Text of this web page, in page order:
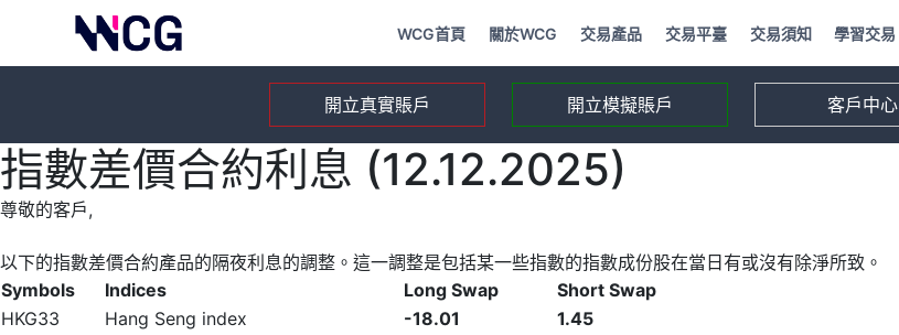
WCG首頁 關於WCG 交易產品 交易平臺 交易須知 學習交易
開立真實賬戶 開立模擬賬戶 客戶中心
指數差價合約利息 (12.12.2025)
尊敬的客戶,
以下的指數差價合約產品的隔夜利息的調整。這一調整是包括某一些指數的指數成份股在當日有或沒有除淨所致。
Symbols
Indices Long Swap
Short Swap
HKG33
Hang Seng index -18.01
1.45